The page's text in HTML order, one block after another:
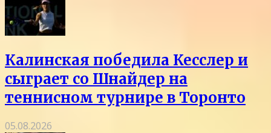
Калинская победила Кесслер и
сыграет со Шнайдер на
теннисном турнире в Торонто
05.08.2026